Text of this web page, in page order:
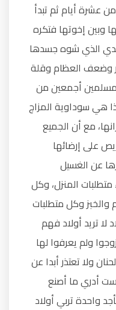
عشرة أيام ثم تبدأ
وبين إخوتها فتكره
الذي شوه جسدها
وضعف العظام وقلة
أجمعين من
هي سوداوية المزاج
مع أن الجميع
على إرضائها
عن الغسيل
المنزل، وكل
والخبز وكل متطلبات
لا تريد أولاد فهم
ولم يعرفوا لها
ولا تعتذر أبدا عن
أدري ما أصنع
واحدة تربي أولاد